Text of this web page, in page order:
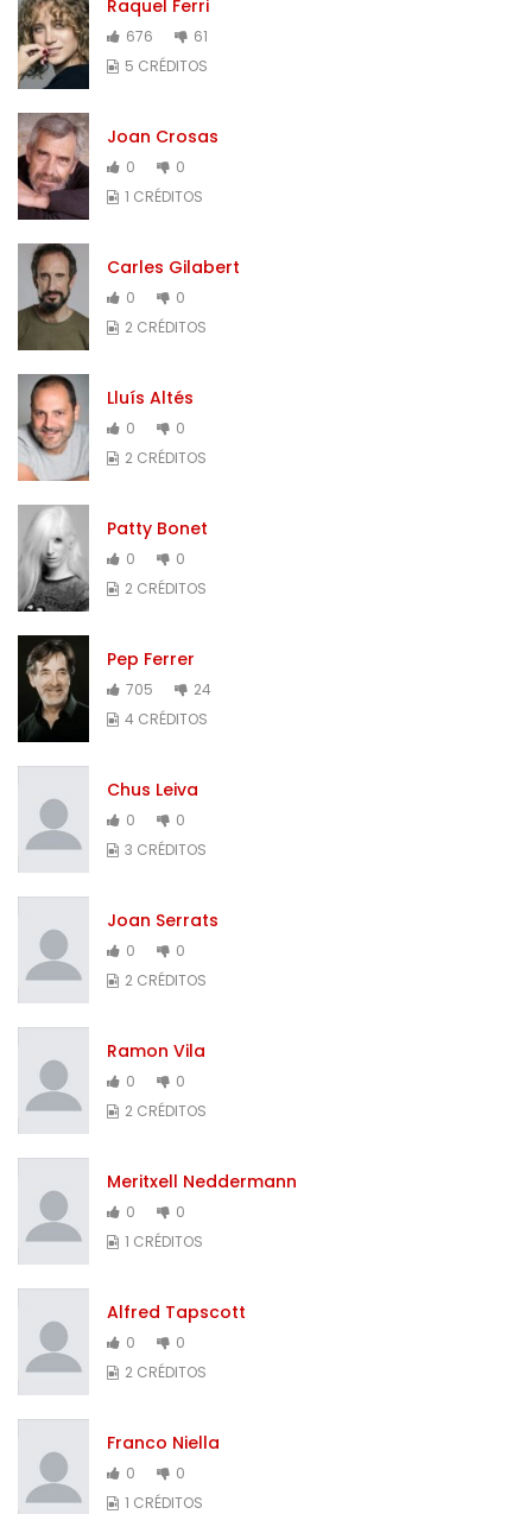
Raquel Ferri
676
61
5 CRÉDITOS
Joan Crosas
0
0
1 CRÉDITOS
Carles Gilabert
0
0
2 CRÉDITOS
Lluís Altés
0
0
2 CRÉDITOS
Patty Bonet
0
0
2 CRÉDITOS
Pep Ferrer
705
24
4 CRÉDITOS
Chus Leiva
0
0
3 CRÉDITOS
Joan Serrats
0
0
2 CRÉDITOS
Ramon Vila
0
0
2 CRÉDITOS
Meritxell Neddermann
0
0
1 CRÉDITOS
Alfred Tapscott
0
0
2 CRÉDITOS
Franco Niella
0
0
1 CRÉDITOS